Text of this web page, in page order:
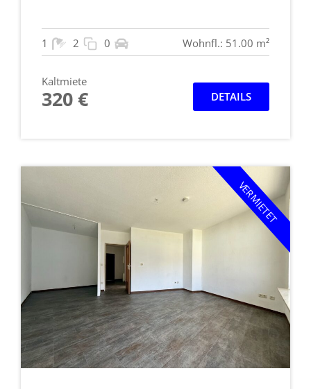
1 2 0 Wohnfl.: 51.00 m²
Kaltmiete
320 € DETAILS
VERMIETET